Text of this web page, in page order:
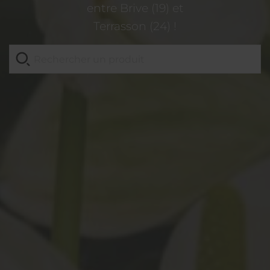
entre Brive (19) et
Terrasson (24) !